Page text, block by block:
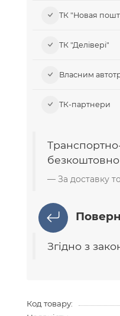
ТК "Новая
ТК "Делівері"
Власним
ТК-партнери
безкоштовно
За доставку
Згідно з
Код товару: